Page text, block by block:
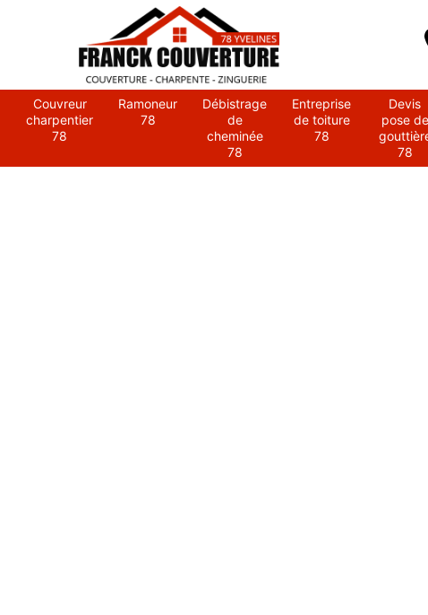
Couvreur
charpentier
78
Ramoneur
78
Débistrage
de
cheminée
78
Entreprise
de toiture
78
Devis
pose de
78